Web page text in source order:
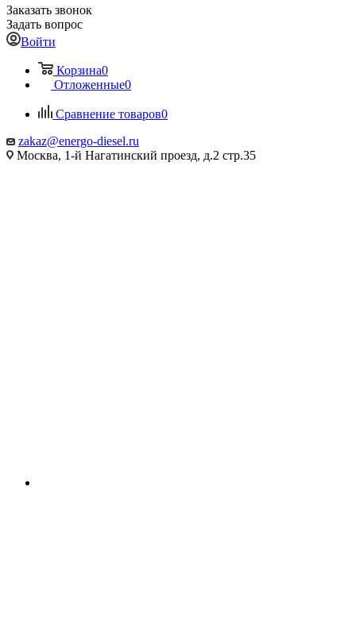
Заказать звонок
Задать вопрос
Войти
Корзина0
Отложенные0
Сравнение товаров0
zakaz@energo-diesel.ru
Москва, 1-й Нагатинский проезд, д.2 стр.35